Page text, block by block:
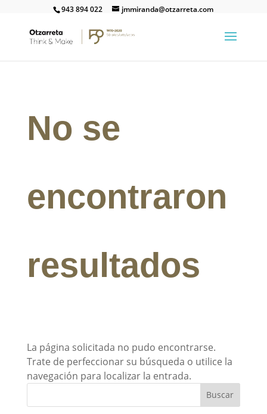
943 894 022 jmmiranda@otzarreta.com
No se
encontraron
resultados
La página solicitada no pudo encontrarse.
Trate de perfeccionar su búsqueda o utilice la
navegación para localizar la entrada.